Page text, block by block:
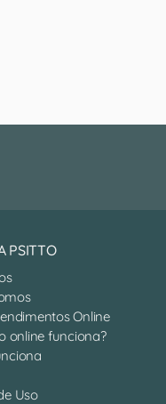
PSITTO
Online
online funciona?
Uso